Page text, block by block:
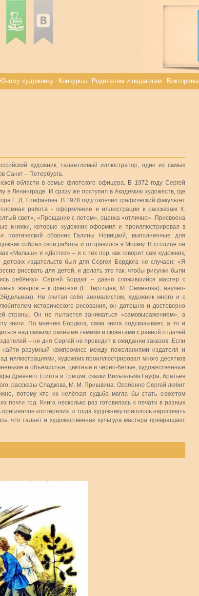
Юному художнику Конкурсы Родителям и педагогам Викторины
художник, талантливый иллюстратор, один из самых
Санкт – Петербурга.
области в семье флотского офицера. В 1972 году Сергей
в Ленинграде. И сразу же поступил в Академию художеств, где
Г. Д. Епифанова. В 1978 году окончил графический факультет
работа - оформление и иллюстрации к рассказам К.
свет», «Прощание с летом», оценка «отлично». Присвоена
книжки, которые художник оформил и проиллюстрировал в
сборник Галины Новицкой, выполненные для
собрал свои работы и отправился в Москву. В столице он
«Малыш» и «Детгиз» – и с тех пор, как говорит сам художник,
издательств был для Сергея Бордюга не случаен: «Я
рисовать для детей, и делать это так, чтобы рисунки были
ребёнку». Сергей Бордюг – давно сложившийся мастер с
жанров – к фэнтези (Г. Тертлдав, М. Семенова), научно-
Не считая себя анималистом, художник много и с
исторического рисования, он дотошно и достоверно
страны. Он не пытается заниматься «самовыражением», а
книги. По мнению Бордюга, сама книга подсказывает, а то и
над самыми разными темами и сюжетами с равной отдачей
– ни дня Сергей не проводит в ожидании заказов. Если
разумный компромисс между пожеланиями издателя и
иллюстрациями, художник проиллюстрировал много десятков
и объёмистые, цветные и чёрно-белые, художественные
Древнего Египта и Греции, сказки Вильгельма Гауфа, братьев
рассказы Сладкова, М. М. Пришвина. Особенно Сергей любит
потому что их нелёгкая судьба могла бы стать сюжетом
год. Книга несколько раз готовилась к печати в разных
«потеряли», и тогда художнику пришлось нарисовать
что талант и художественная культура мастера превращают